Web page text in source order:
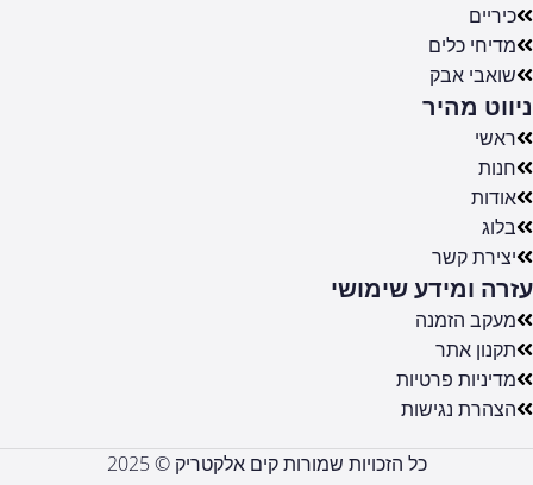
כיריים
מדיחי כלים
שואבי אבק
ניווט מהיר
ראשי
חנות
אודות
בלוג
יצירת קשר
עזרה ומידע שימושי
מעקב הזמנה
תקנון אתר
מדיניות פרטיות
הצהרת נגישות
כל הזכויות שמורות קים אלקטריק © 2025